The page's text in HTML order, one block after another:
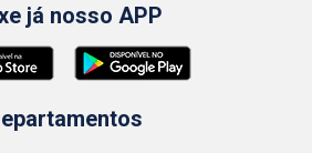
já nosso APP